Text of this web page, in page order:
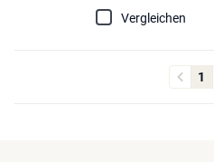
Vergleichen
1